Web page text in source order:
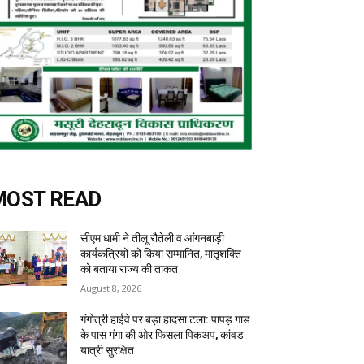
READ
सीएम धामी ने तीलू रौतेली व आंगनबाड़ी
कार्यकत्रियों को किया सम्मानित, मातृशक्ति
को बताया राज्य की ताकत
August 8, 2026
गंगोत्री हाईवे पर बड़ा हादसा टला: पापड़ गाड
के पास गंगा की ओर फिसला पिकअप, कांवड़
यात्री सुरक्षित